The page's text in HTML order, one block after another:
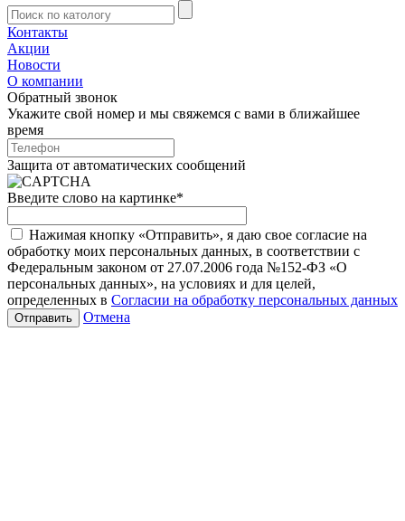
Контакты
Акции
Новости
О компании
Обратный звонок
Укажите свой номер и мы свяжемся с вами в ближайшее
время
Защита от автоматических сообщений
Введите слово на картинке*
Нажимая кнопку «Отправить», я даю свое согласие на
обработку моих персональных данных, в соответствии с
Федеральным законом от 27.07.2006 года №152-ФЗ «О
персональных данных», на условиях и для целей,
определенных в Согласии на обработку персональных данных
Отмена